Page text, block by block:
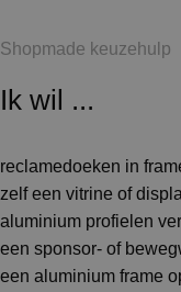
Shopmade keuzehulp
Ik wil ...
reclamedoeken in
zelf een vitrine of
aluminium profielen
een sponsor- of
een aluminium frame